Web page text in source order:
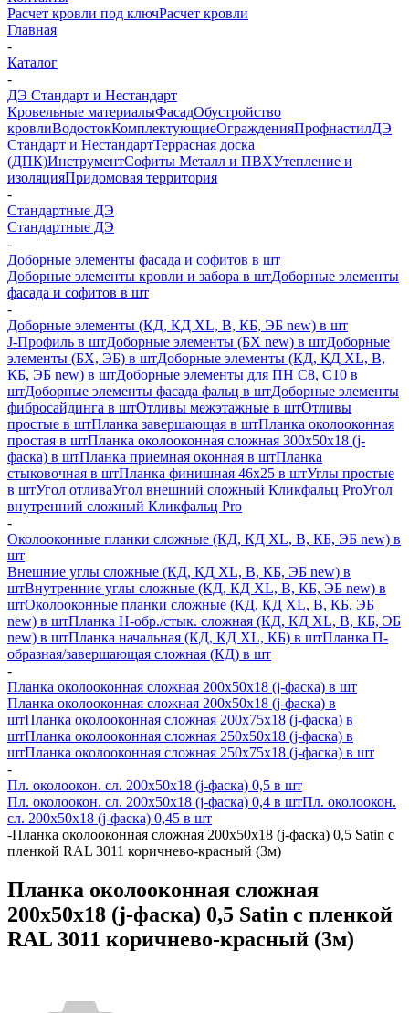
Расчет кровли под ключРасчет кровли
Главная
-
Каталог
-
ДЭ Стандарт и Нестандарт
Кровельные материалыФасадОбустройство
кровлиВодостокКомплектующиеОгражденияПрофнастилДЭ
Стандарт и НестандартТеррасная доска
(ДПК)ИнструментСофиты Металл и ПВХУтепление и
изоляцияПридомовая территория
-
Стандартные ДЭ
Стандартные ДЭ
-
Доборные элементы фасада и софитов в шт
Доборные элементы кровли и забора в штДоборные элементы
фасада и софитов в шт
-
Доборные элементы (КД, КД XL, В, КБ, ЭБ new) в шт
J-Профиль в штДоборные элементы (БХ new) в штДоборные
элементы (БХ, ЭБ) в штДоборные элементы (КД, КД XL, В,
КБ, ЭБ new) в штДоборные элементы для ПН С8, С10 в
штДоборные элементы фасада фальц в штДоборные элементы
фибросайдинга в штОтливы межэтажные в штОтливы
простые в штПланка завершающая в штПланка околооконная
простая в штПланка околооконная сложная 300х50х18 (j-
фаска) в штПланка приемная оконная в штПланка
стыковочная в штПланка финишная 46х25 в штУглы простые
в штУгол отливаУгол внешний сложный Кликфальц ProУгол
внутренний сложный Кликфальц Pro
-
Околооконные планки сложные (КД, КД XL, В, КБ, ЭБ new) в
шт
Внешние углы сложные (КД, КД XL, В, КБ, ЭБ new) в
штВнутренние углы сложные (КД, КД XL, В, КБ, ЭБ new) в
штОколооконные планки сложные (КД, КД XL, В, КБ, ЭБ
new) в штПланка H-обр./стык. сложная (КД, КД XL, В, КБ, ЭБ
new) в штПланка начальная (КД, КД XL, КБ) в штПланка П-
образная/завершающая сложная (КД) в шт
-
Планка околооконная сложная 200х50х18 (j-фаска) в шт
Планка околооконная сложная 200х50х18 (j-фаска) в
штПланка околооконная сложная 200х75х18 (j-фаска) в
штПланка околооконная сложная 250х50х18 (j-фаска) в
штПланка околооконная сложная 250х75х18 (j-фаска) в шт
-
Пл. околоокон. сл. 200х50х18 (j-фаска) 0,5 в шт
Пл. околоокон. сл. 200х50х18 (j-фаска) 0,4 в штПл. околоокон.
сл. 200х50х18 (j-фаска) 0,45 в шт
-Планка околооконная сложная 200х50х18 (j-фаска) 0,5 Satin с
пленкой RAL 3011 коричнево-красный (3м)
Планка околооконная сложная
200х50х18 (j-фаска) 0,5 Satin с пленкой
RAL 3011 коричнево-красный (3м)